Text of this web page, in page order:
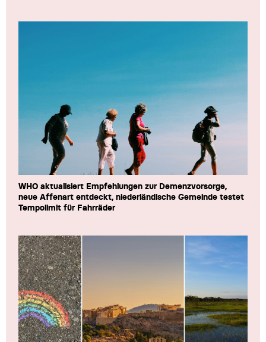
WHO aktualisiert Empfehlungen zur Demenzvorsorge,
neue Affenart entdeckt, niederländische Gemeinde testet
Tempolimit für Fahrräder